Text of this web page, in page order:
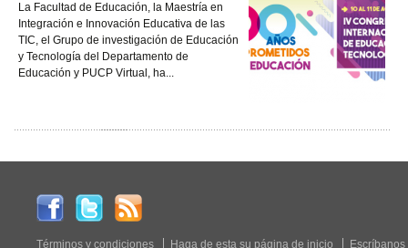
La Facultad de Educación, la Maestría en
Integración e Innovación Educativa de las
TIC, el Grupo de investigación de Educación
y Tecnología del Departamento de
Educación y PUCP Virtual, ha...
Términos y condiciones Haga de esta su página de inicio Escríbanos